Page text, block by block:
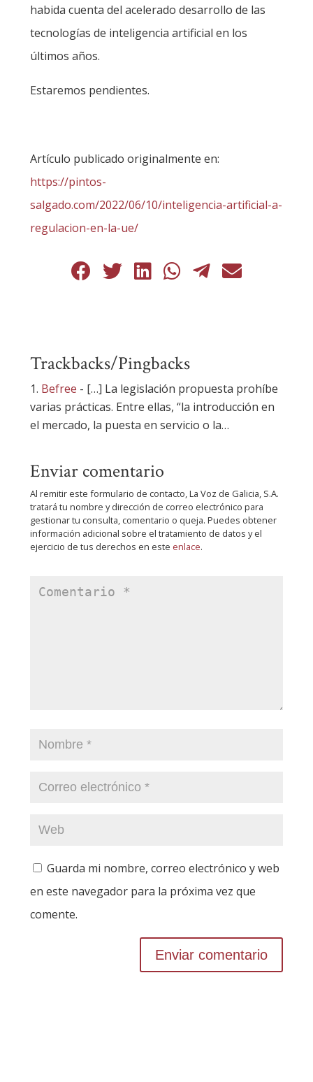
habida cuenta del acelerado desarrollo de las
tecnologías de inteligencia artificial en los
últimos años.
Estaremos pendientes.
Artículo publicado originalmente en:
https://pintos-
salgado.com/2022/06/10/inteligencia-artificial-a-
regulacion-en-la-ue/
Trackbacks/Pingbacks
Befree - […] La legislación propuesta prohíbe
varias prácticas. Entre ellas, “la introducción en
el mercado, la puesta en servicio o la…
Enviar comentario
Al remitir este formulario de contacto, La Voz de Galicia, S.A.
tratará tu nombre y dirección de correo electrónico para
gestionar tu consulta, comentario o queja. Puedes obtener
información adicional sobre el tratamiento de datos y el
ejercicio de tus derechos en este enlace.
Guarda mi nombre, correo electrónico y web
en este navegador para la próxima vez que
comente.